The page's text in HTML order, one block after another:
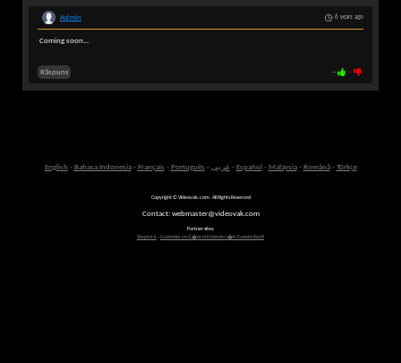
6 years ago
Admin
Coming soon...
- -
Răspuns
English - Bahasa Indonesia- Français - Português - عربى- Español - Malaysia- Română- Türkçe
Copyright © Videovak.com. All Rights Reserved
Contact: webmaster@videovak.com
Partner sites:
Waptrick-Gazeteler ve G�ncel Haberler i�in Gazete Keyfi